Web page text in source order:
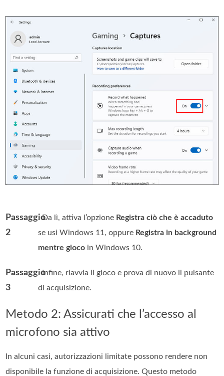
Passaggio
2
. Da lì, attiva l’opzione Registra ciò che è accaduto
se usi Windows 11, oppure Registra in background
mentre gioco in Windows 10.
Passaggio
3
. Infine, riavvia il gioco e prova di nuovo il pulsante
di acquisizione.
Metodo 2: Assicurati che l’accesso al
microfono sia attivo
In alcuni casi, autorizzazioni limitate possono rendere non
disponibile la funzione di acquisizione. Questo metodo